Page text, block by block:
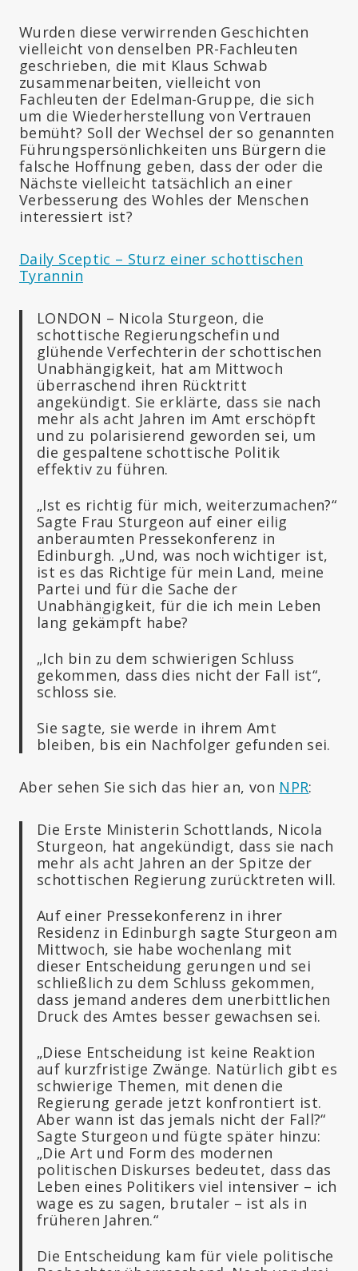
Wurden diese verwirrenden Geschichten
vielleicht von denselben PR-Fachleuten
geschrieben, die mit Klaus Schwab
zusammenarbeiten, vielleicht von
Fachleuten der Edelman-Gruppe, die sich
um die Wiederherstellung von Vertrauen
bemüht? Soll der Wechsel der so genannten
Führungspersönlichkeiten uns Bürgern die
falsche Hoffnung geben, dass der oder die
Nächste vielleicht tatsächlich an einer
Verbesserung des Wohles der Menschen
interessiert ist?
Daily Sceptic – Sturz einer schottischen
Tyrannin
LONDON – Nicola Sturgeon, die
schottische Regierungschefin und
glühende Verfechterin der schottischen
Unabhängigkeit, hat am Mittwoch
überraschend ihren Rücktritt
angekündigt. Sie erklärte, dass sie nach
mehr als acht Jahren im Amt erschöpft
und zu polarisierend geworden sei, um
die gespaltene schottische Politik
effektiv zu führen.
„Ist es richtig für mich, weiterzumachen?“
Sagte Frau Sturgeon auf einer eilig
anberaumten Pressekonferenz in
Edinburgh. „Und, was noch wichtiger ist,
ist es das Richtige für mein Land, meine
Partei und für die Sache der
Unabhängigkeit, für die ich mein Leben
lang gekämpft habe?
„Ich bin zu dem schwierigen Schluss
gekommen, dass dies nicht der Fall ist“,
schloss sie.
Sie sagte, sie werde in ihrem Amt
bleiben, bis ein Nachfolger gefunden sei.
Aber sehen Sie sich das hier an, von NPR:
Die Erste Ministerin Schottlands, Nicola
Sturgeon, hat angekündigt, dass sie nach
mehr als acht Jahren an der Spitze der
schottischen Regierung zurücktreten will.
Auf einer Pressekonferenz in ihrer
Residenz in Edinburgh sagte Sturgeon am
Mittwoch, sie habe wochenlang mit
dieser Entscheidung gerungen und sei
schließlich zu dem Schluss gekommen,
dass jemand anderes dem unerbittlichen
Druck des Amtes besser gewachsen sei.
„Diese Entscheidung ist keine Reaktion
auf kurzfristige Zwänge. Natürlich gibt es
schwierige Themen, mit denen die
Regierung gerade jetzt konfrontiert ist.
Aber wann ist das jemals nicht der Fall?“
Sagte Sturgeon und fügte später hinzu:
„Die Art und Form des modernen
politischen Diskurses bedeutet, dass das
Leben eines Politikers viel intensiver – ich
wage es zu sagen, brutaler – ist als in
früheren Jahren.“
Die Entscheidung kam für viele politische